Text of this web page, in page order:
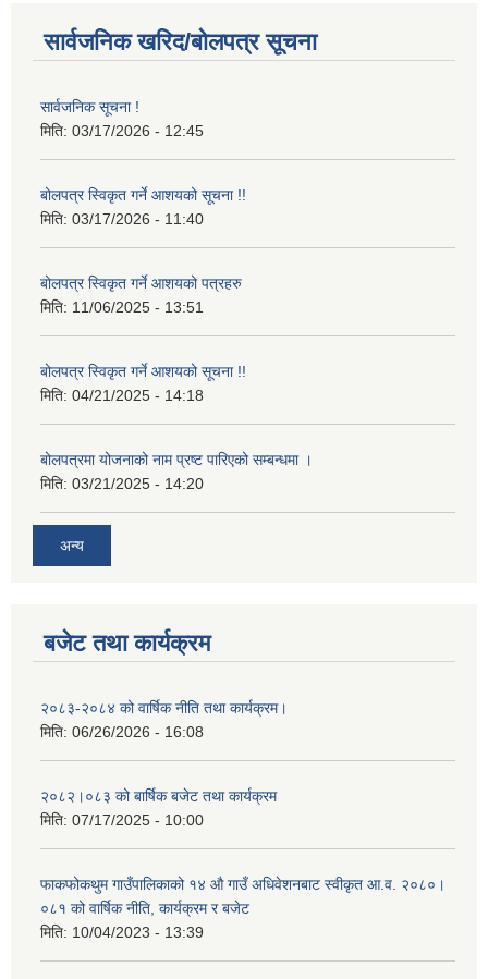
सार्वजनिक खरिद/बोलपत्र सूचना
सार्वजनिक सूचना !
मिति: 03/17/2026 - 12:45
बोलपत्र स्विकृत गर्ने आशयको सूचना !!
मिति: 03/17/2026 - 11:40
बोलपत्र स्विकृत गर्ने आशयको पत्रहरु
मिति: 11/06/2025 - 13:51
बोलपत्र स्विकृत गर्ने आशयको सूचना !!
मिति: 04/21/2025 - 14:18
बोलपत्रमा योजनाको नाम प्रष्ट पारिएको सम्बन्धमा ।
मिति: 03/21/2025 - 14:20
अन्य
बजेट तथा कार्यक्रम
२०८३-२०८४ को वार्षिक नीति तथा कार्यक्रम।
मिति: 06/26/2026 - 16:08
२०८२।०८३ को बार्षिक बजेट तथा कार्यक्रम
मिति: 07/17/2025 - 10:00
फाकफोकथुम गाउँपालिकाको १४ औ गाउँ अधिवेशनबाट स्वीकृत आ.व. २०८०।
०८१ को वार्षिक नीति, कार्यक्रम र बजेट
मिति: 10/04/2023 - 13:39